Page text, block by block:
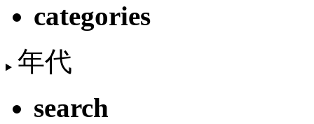
categories
年代
search